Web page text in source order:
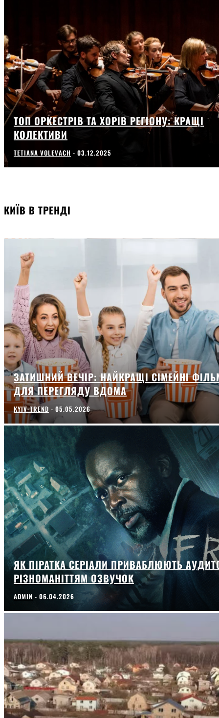
ТОП ОРКЕСТРІВ ТА ХОРІВ РЕГІОНУ: КРАЩІ
КОЛЕКТИВИ
TETIANA VOLEVACH - 03.12.2025
КИЇВ В ТРЕНДІ
ЗАТИШНИЙ ВЕЧІР: НАЙКРАЩІ СІМЕЙНІ
ДЛЯ ПЕРЕГЛЯДУ ВДОМА
KYIV-TREND - 05.05.2026
ЯК ПІРАТКА СЕРІАЛИ ПРИВАБЛЮЮТЬ
РІЗНОМАНІТТЯМ ОЗВУЧОК
ADMIN - 06.04.2026